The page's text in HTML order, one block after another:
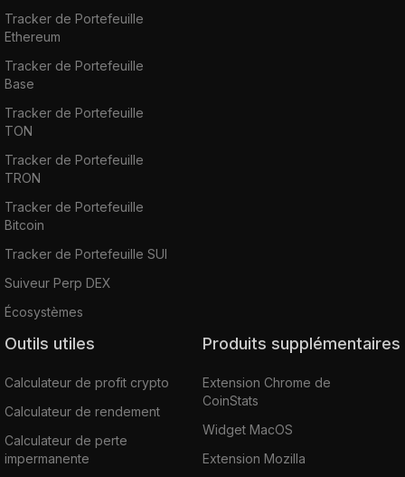
Tracker de Portefeuille
Ethereum
Tracker de Portefeuille
Base
Tracker de Portefeuille
TON
Tracker de Portefeuille
TRON
Tracker de Portefeuille
Bitcoin
Tracker de Portefeuille SUI
Suiveur Perp DEX
Écosystèmes
Outils utiles
Calculateur de profit crypto
Calculateur de rendement
Calculateur de perte
impermanente
Produits supplémentaires
Extension Chrome de
CoinStats
Widget MacOS
Extension Mozilla